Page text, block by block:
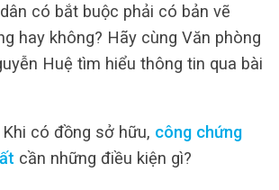
có bắt buộc phải có bản vẽ
hay không? Hãy cùng Văn phòng
Huệ tìm hiểu thông tin qua bài
Khi có đồng sở hữu, công chứng
cần những điều kiện gì?